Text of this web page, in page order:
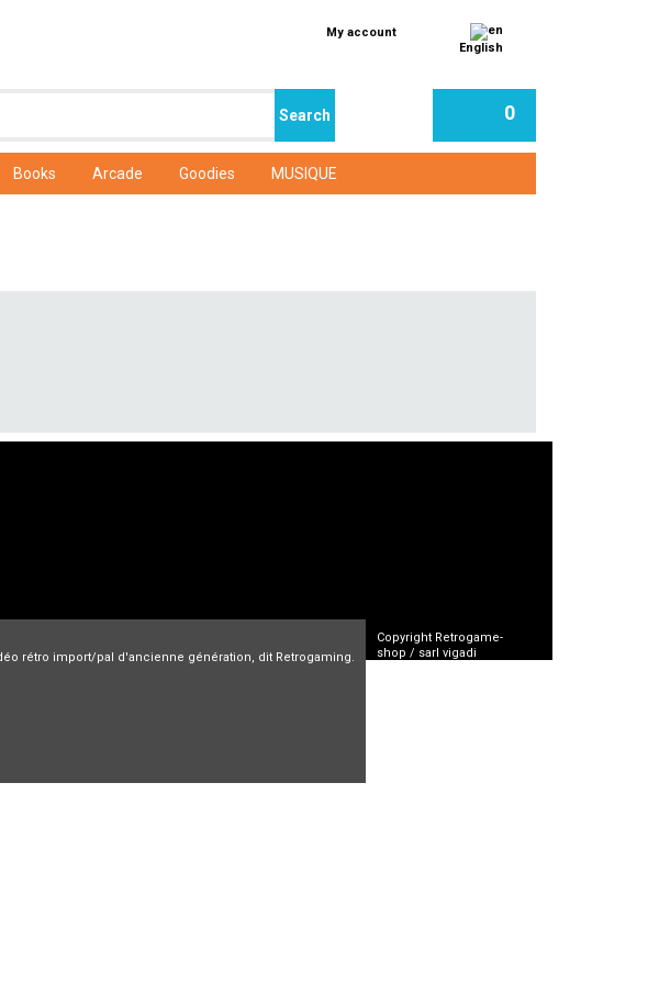
My account
English
0
Books Arcade Goodies MUSIQUE
rétro import/pal d'ancienne génération, dit Retrogaming.
Copyright Retrogame-
shop / sarl vigadi